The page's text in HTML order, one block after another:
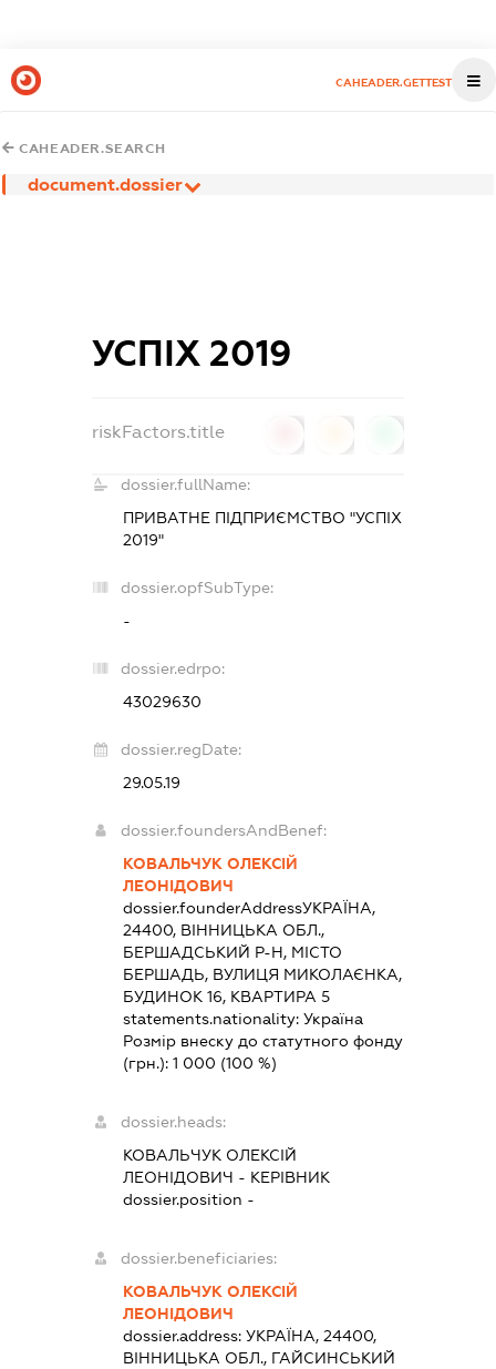
CAHEADER.GETTEST
CAHEADER.SEARCH
document.dossier
УСПІХ 2019
riskFactors.title
dossier.fullName:
ПРИВАТНЕ ПІДПРИЄМСТВО "УСПІХ
2019"
dossier.opfSubType:
-
dossier.edrpo:
43029630
dossier.regDate:
29.05.19
dossier.foundersAndBenef:
КОВАЛЬЧУК ОЛЕКСІЙ
ЛЕОНІДОВИЧ
dossier.founderAddressУКРАЇНА,
24400, ВІННИЦЬКА ОБЛ.,
БЕРШАДСЬКИЙ Р-Н, МІСТО
БЕРШАДЬ, ВУЛИЦЯ МИКОЛАЄНКА,
БУДИНОК 16, КВАРТИРА 5
statements.nationality:Україна
Розмір внеску до статутного фонду
(грн.):1 000 (100 %)
dossier.heads:
КОВАЛЬЧУК ОЛЕКСІЙ
ЛЕОНІДОВИЧ - КЕРІВНИК
dossier.position -
dossier.beneficiaries:
КОВАЛЬЧУК ОЛЕКСІЙ
ЛЕОНІДОВИЧ
dossier.address:УКРАЇНА, 24400,
ВІННИЦЬКА ОБЛ., ГАЙСИНСЬКИЙ